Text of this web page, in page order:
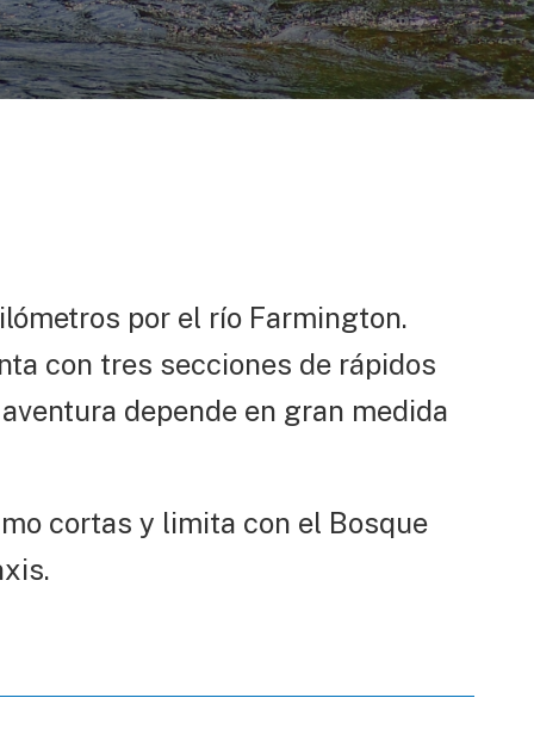
por el río Farmington.
con tres secciones de rápidos
depende en gran medida
cortas y limita con el Bosque